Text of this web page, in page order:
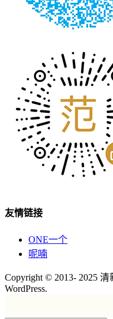
友情链接
ONE一个
呢喃
Copyright © 2013- 2025 清
WordPress.